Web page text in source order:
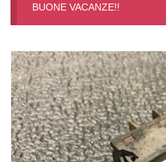
BUONE VACANZE!!